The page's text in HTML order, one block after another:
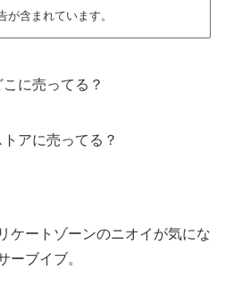
が含まれています。
に売ってる？
アに売ってる？
ケートゾーンのニオイが気にな
ーブイブ。